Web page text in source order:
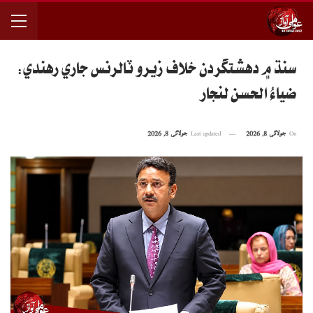
سنڌ ۾ دهشتگردن خلاف زيرو ٽالرنس جاري رهندي:
ضياءُ الحسن لنجار
جولائی 8, 2026 جولائی 8, 2026